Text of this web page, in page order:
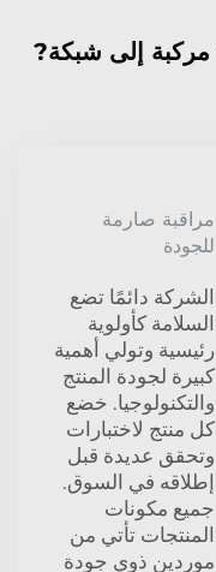
مراقبة صارمة
للجودة
الشركة دائمًا تضع
السلامة كأولوية
رئيسية وتولي أهمية
كبيرة لجودة المنتج
والتكنولوجيا. خضع
كل منتج لاختبارات
وتحقق عديدة قبل
إطلاقه في السوق.
جميع مكونات
المنتجات تأتي من
موردين ذوي جودة